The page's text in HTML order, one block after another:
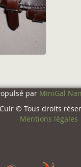
par MiniGal
© Tous droits
Mentions légales